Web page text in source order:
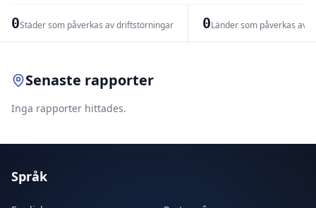
0Städer som påverkas av driftstörningar 0Länder som påverkas av
Senaste rapporter
Inga rapporter hittades.
Språk